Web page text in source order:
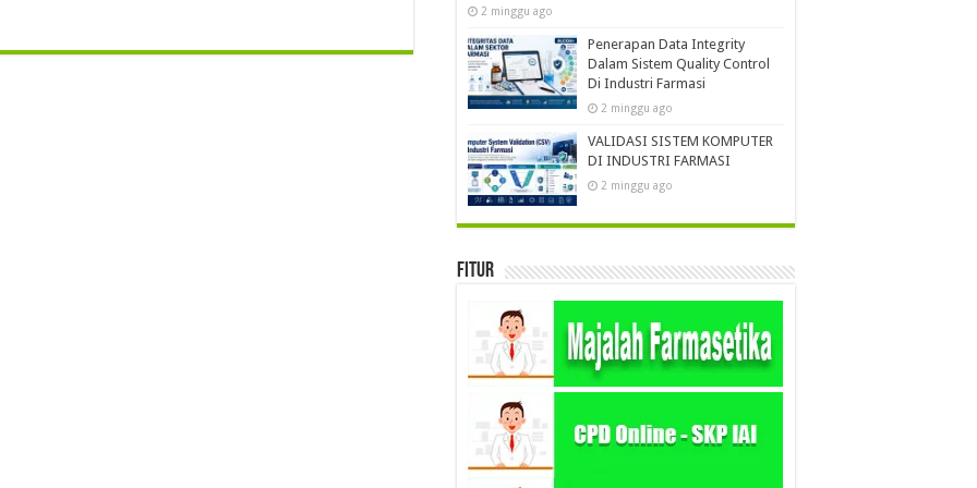
2 minggu ago
Penerapan Data Integrity
Dalam Sistem Quality Control
Di Industri Farmasi
2 minggu ago
VALIDASI SISTEM KOMPUTER
DI INDUSTRI FARMASI
2 minggu ago
Fitur